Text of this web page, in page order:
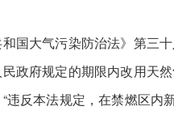
大气污染防治法》第三
政府规定的期限内改用天
违反本法规定，在禁燃区